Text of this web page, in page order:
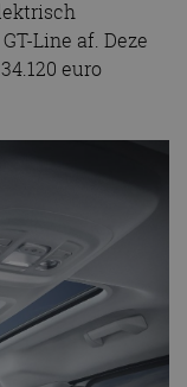
Line af. Deze
euro